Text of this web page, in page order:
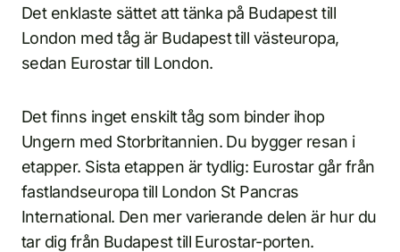
Det enklaste sättet att tänka på Budapest till
London med tåg är Budapest till västeuropa,
sedan Eurostar till London.
Det finns inget enskilt tåg som binder ihop
Ungern med Storbritannien. Du bygger resan i
etapper. Sista etappen är tydlig: Eurostar går från
fastlandseuropa till London St Pancras
International. Den mer varierande delen är hur du
tar dig från Budapest till Eurostar-porten.